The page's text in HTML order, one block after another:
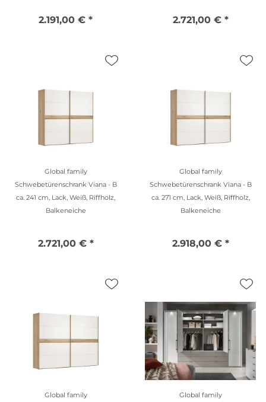
2.191,00 € * 2.721,00 € *
Global family
Schwebetürenschrank Viana - B
ca. 241 cm, Lack, Weiß, Riffholz,
Balkeneiche
2.721,00 € *
Global family
Schwebetürenschrank Viana - B
ca. 271 cm, Lack, Weiß, Riffholz,
Balkeneiche
2.918,00 € *
Global family
Global family